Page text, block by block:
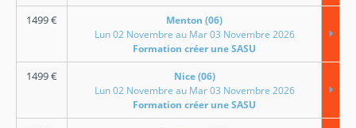
1499€
Menton (06)
Lun 02 Novembre au Mar 03 Novembre 2026
Formation créer une SASU
1499€
Nice (06)
Lun 02 Novembre au Mar 03 Novembre 2026
Formation créer une SASU